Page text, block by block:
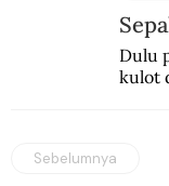
Dulu
kulot
Sebelumnya